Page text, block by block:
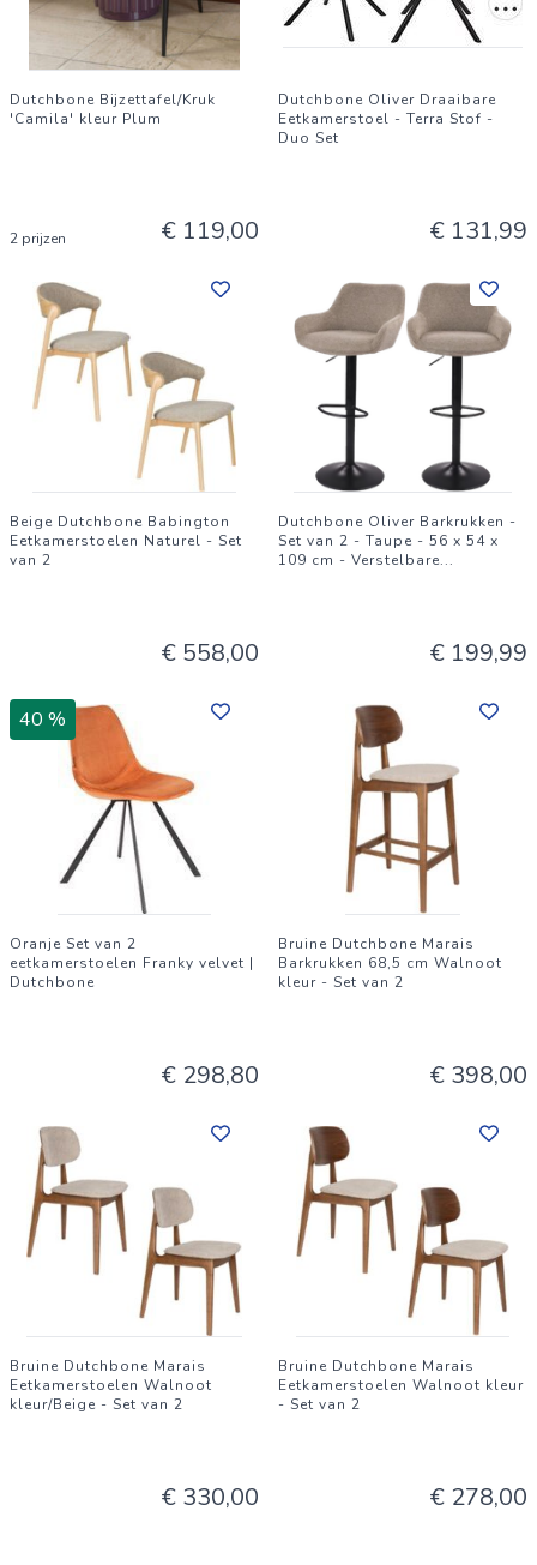
Dutchbone Bijzettafel/Kruk
'Camila' kleur Plum
2 prijzen € 119,00
Dutchbone Oliver Draaibare
Eetkamerstoel - Terra Stof -
Duo Set
€ 131,99
Beige Dutchbone Babington
Eetkamerstoelen Naturel - Set
van 2
€ 558,00
Dutchbone Oliver Barkrukken -
Set van 2 - Taupe - 56 x 54 x
109 cm - Verstelbare...
€ 199,99
40 %
Oranje Set van 2
eetkamerstoelen Franky velvet |
Dutchbone
€ 298,80
Bruine Dutchbone Marais
Barkrukken 68,5 cm Walnoot
kleur - Set van 2
€ 398,00
Bruine Dutchbone Marais
Eetkamerstoelen Walnoot
kleur/Beige - Set van 2
€ 330,00
Bruine Dutchbone Marais
Eetkamerstoelen Walnoot kleur
- Set van 2
€ 278,00